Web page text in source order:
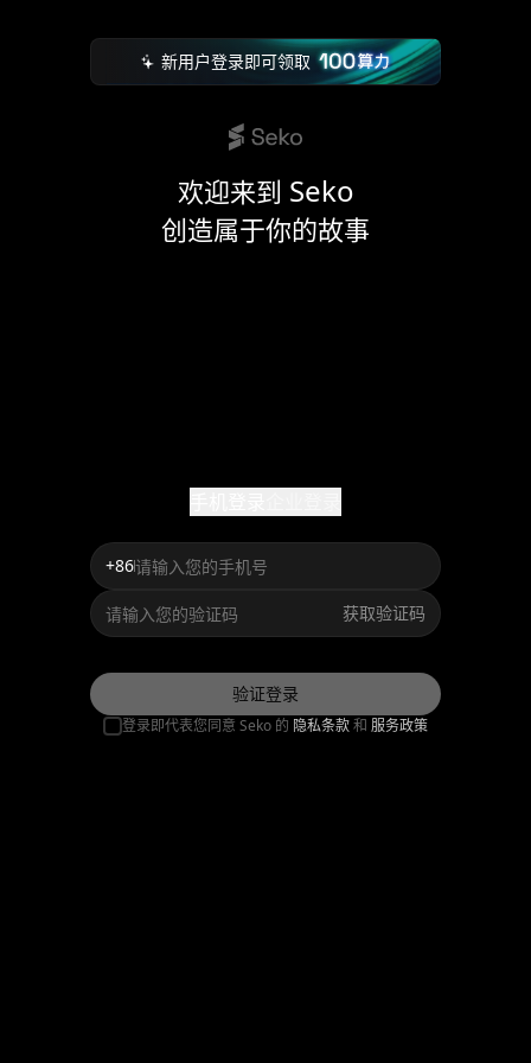
新用户登录即可领取
欢迎来到 Seko
创造属于你的故事
+86
获取验证码
验证登录
登录即代表您同意 Seko 的 隐私条款和 服务政策